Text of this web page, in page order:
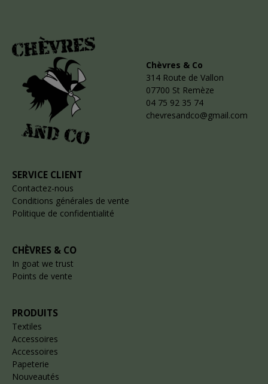
Chèvres & Co
314 Route de Vallon
07700 St Remèze
04 75 92 35 74
chevresandco@gmail.com
SERVICE CLIENT
Contactez-nous
Conditions générales de vente
Politique de confidentialité
CHÈVRES & CO
In goat we trust
Points de vente
PRODUITS
Textiles
Accessoires
Accessoires
Papeterie
Nouveautés